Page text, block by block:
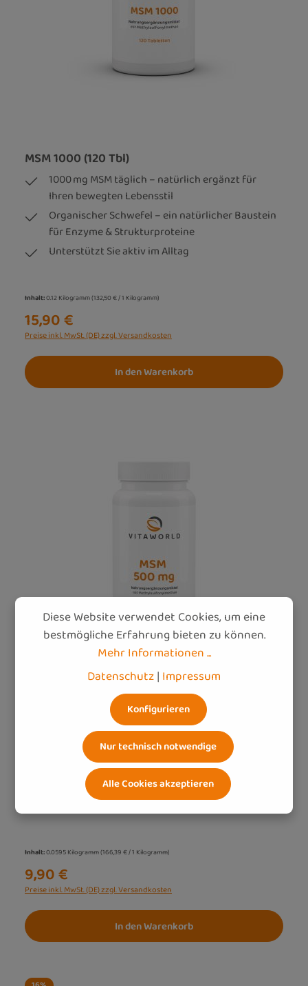
MSM 1000 (120 Tbl)
1000 mg MSM täglich – natürlich ergänzt für
Ihren bewegten Lebensstil
Organischer Schwefel – ein natürlicher Baustein
für Enzyme & Strukturproteine
Unterstützt Sie aktiv im Alltag
Inhalt:0.12 Kilogramm(132,50 € / 1 Kilogramm)
15,90 €
Preise inkl. MwSt. (DE) zzgl. Versandkosten
In den Warenkorb
MSM 500 mg (100 Kps)
500 mg MSM täglich – natürlich ergänzt für Ihren
bewegten Lebensstil
Organischer Schwefel – ein natürlicher Baustein
für Enzyme & Strukturproteine
Unterstützt Sie aktiv im Alltag
Inhalt:0.0595 Kilogramm(166,39 € / 1 Kilogramm)
9,90 €
Preise inkl. MwSt. (DE) zzgl. Versandkosten
In den Warenkorb
Diese Website verwendet Cookies, um eine
bestmögliche Erfahrung bieten zu können.
Mehr Informationen ...
Datenschutz| Impressum
Nur technisch notwendige
Konfigurieren
Alle Cookies akzeptieren